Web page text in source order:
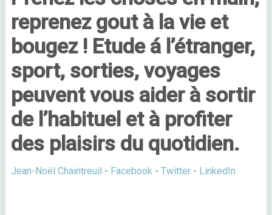
reprenez gout à la vie et
bougez ! Etude á l’étranger,
sport, sorties, voyages
peuvent vous aider à sortir
de l’habituel et à profiter
des plaisirs du quotidien.
Jean-Noël Chaintreuil - Facebook- Twitter- LinkedIn